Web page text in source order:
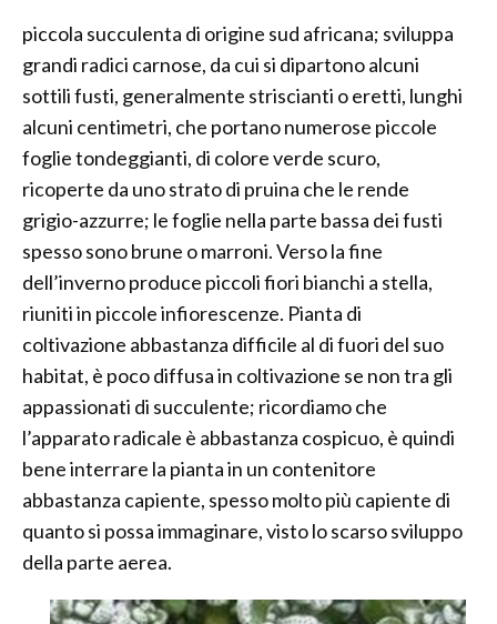
piccola succulenta di origine sud africana; sviluppa
grandi radici carnose, da cui si dipartono alcuni
sottili fusti, generalmente striscianti o eretti, lunghi
alcuni centimetri, che portano numerose piccole
foglie tondeggianti, di colore verde scuro,
ricoperte da uno strato di pruina che le rende
grigio-azzurre; le foglie nella parte bassa dei fusti
spesso sono brune o marroni. Verso la fine
dell’inverno produce piccoli fiori bianchi a stella,
riuniti in piccole infiorescenze. Pianta di
coltivazione abbastanza difficile al di fuori del suo
habitat, è poco diffusa in coltivazione se non tra gli
appassionati di succulente; ricordiamo che
l’apparato radicale è abbastanza cospicuo, è quindi
bene interrare la pianta in un contenitore
abbastanza capiente, spesso molto più capiente di
quanto si possa immaginare, visto lo scarso sviluppo
della parte aerea.